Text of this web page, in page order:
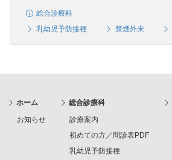
総合診療科
乳幼児予防接種
禁煙外来
ホーム
お知らせ
総合診療科
診療案内
初めての方／問診表PDF
乳幼児予防接種